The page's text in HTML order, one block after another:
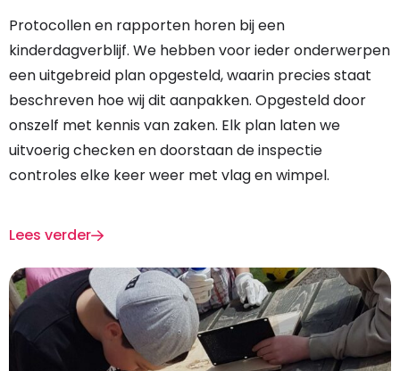
Protocollen en rapporten horen bij een
kinderdagverblijf. We hebben voor ieder onderwerpen
een uitgebreid plan opgesteld, waarin precies staat
beschreven hoe wij dit aanpakken. Opgesteld door
onszelf met kennis van zaken. Elk plan laten we
uitvoerig checken en doorstaan de inspectie
controles elke keer weer met vlag en wimpel.
Lees verder